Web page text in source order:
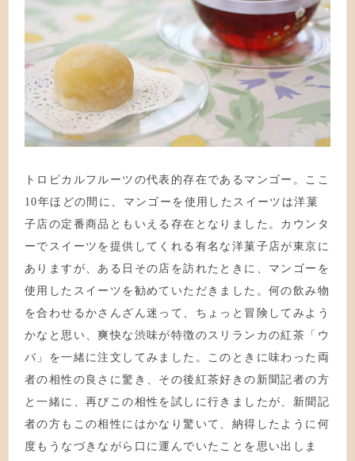
トロピカルフルーツの代表的存在であるマンゴー。ここ
10年ほどの間に、マンゴーを使用したスイーツは洋菓
子店の定番商品ともいえる存在となりました。カウンタ
ーでスイーツを提供してくれる有名な洋菓子店が東京に
ありますが、ある日その店を訪れたときに、マンゴーを
使用したスイーツを勧めていただきました。何の飲み物
を合わせるかさんざん迷って、ちょっと冒険してみよう
かなと思い、爽快な渋味が特徴のスリランカの紅茶「ウ
バ」を一緒に注文してみました。このときに味わった両
者の相性の良さに驚き、その後紅茶好きの新聞記者の方
と一緒に、再びこの相性を試しに行きましたが、新聞記
者の方もこの相性にはかなり驚いて、納得したように何
度もうなづきながら口に運んでいたことを思い出しま